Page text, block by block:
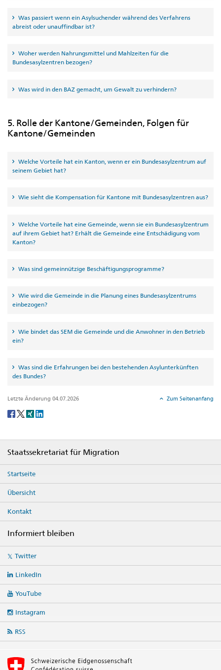
Was passiert wenn ein Asylsuchender während des Verfahrens
abreist oder unauffindbar ist?
Woher werden Nahrungsmittel und Mahlzeiten für die
Bundesasylzentren bezogen?
Was wird in den BAZ gemacht, um Gewalt zu verhindern?
5. Rolle der Kantone/Gemeinden, Folgen für
Kantone/Gemeinden
Welche Vorteile hat ein Kanton, wenn er ein Bundesasylzentrum auf
seinem Gebiet hat?
Wie sieht die Kompensation für Kantone mit Bundesasylzentren aus?
Welche Vorteile hat eine Gemeinde, wenn sie ein Bundesasylzentrum
auf ihrem Gebiet hat? Erhält die Gemeinde eine Entschädigung vom
Kanton?
Was sind gemeinnützige Beschäftigungsprogramme?
Wie wird die Gemeinde in die Planung eines Bundesasylzentrums
einbezogen?
Wie bindet das SEM die Gemeinde und die Anwohner in den Betrieb
ein?
Was sind die Erfahrungen bei den bestehenden Asylunterkünften
des Bundes?
Letzte Änderung 04.07.2026 Zum Seitenanfang
Social
Staatssekretariat für Migration
Startseite
Übersicht
Kontakt
Informiert bleiben
mediaTwitter
LinkedIn
YouTube
Instagram
RSS